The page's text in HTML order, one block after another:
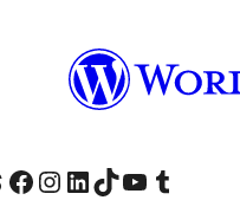
account
Threads account
Visit our Facebook page
Visit our Instagram account
Visit our LinkedIn account
Visit our TikTok account
Visit our YouTube channel
Visit our Tumblr account